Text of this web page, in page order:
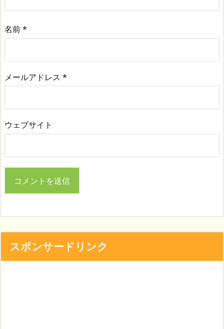
名前*
メールアドレス *
ウェブサイト
スポンサードリンク